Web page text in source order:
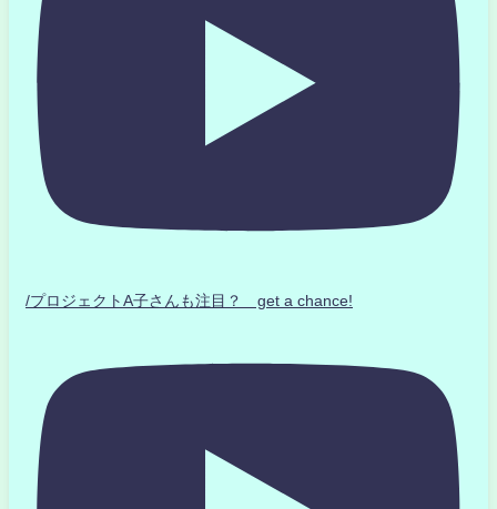
/プロジェクトA子さんも注目？ get a chance!